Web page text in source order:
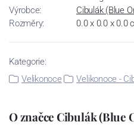
Výrobce:
Cibulák (Blue
Rozměry:
0.0 x 0.0 x 0.0
Kategorie:
Velikonoce
Velikonoce -
O značce Cibulák (Blue